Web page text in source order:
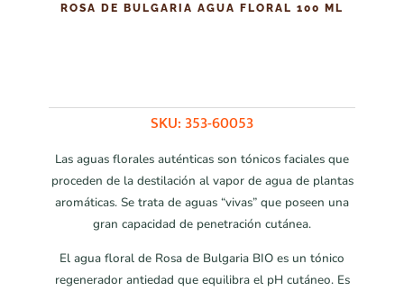
ROSA DE BULGARIA AGUA FLORAL 100 ML
SKU:353-60053
Las aguas florales auténticas son tónicos faciales que
proceden de la destilación al vapor de agua de plantas
aromáticas. Se trata de aguas “vivas” que poseen una
gran capacidad de penetración cutánea.
El agua floral de Rosa de Bulgaria BIO es un tónico
regenerador antiedad que equilibra el pH cutáneo. Es